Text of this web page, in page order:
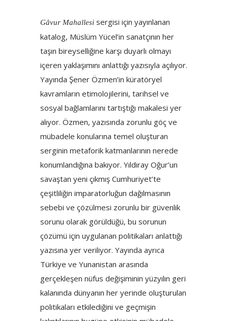
Gâvur Mahallesi sergisi için yayınlanan
katalog, Müslüm Yücel’in sanatçının her
taşın bireyselliğine karşı duyarlı olmayı
içeren yaklaşımını anlattığı yazısıyla açılıyor.
Yayında Şener Özmen’in küratöryel
kavramların etimolojilerini, tarihsel ve
sosyal bağlamlarını tartıştığı makalesi yer
alıyor. Özmen, yazısında zorunlu göç ve
mübadele konularına temel oluşturan
serginin metaforik katmanlarının nerede
konumlandığına bakıyor. Yıldıray Oğur’un
savaştan yeni çıkmış Cumhuriyet’te
çeşitliliğin imparatorluğun dağılmasının
sebebi ve çözülmesi zorunlu bir güvenlik
sorunu olarak görüldüğü, bu sorunun
çözümü için uygulanan politikaları anlattığı
yazısına yer veriliyor. Yayında ayrıca
Türkiye ve Yunanistan arasında
gerçekleşen nüfus değişiminin yüzyılın geri
kalanında dünyanın her yerinde oluşturulan
politikaları etkilediğini ve geçmişin